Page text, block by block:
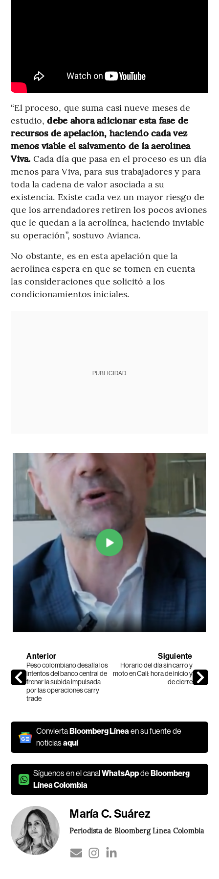
“El proceso, que suma casi nueve meses de
estudio, debe ahora adicionar esta fase de
recursos de apelación, haciendo cada vez
menos viable el salvamento de la aerolínea
Viva. Cada día que pasa en el proceso es un día
menos para Viva, para sus trabajadores y para
toda la cadena de valor asociada a su
existencia. Existe cada vez un mayor riesgo de
que los arrendadores retiren los pocos aviones
que le quedan a la aerolínea, haciendo inviable
su operación”, sostuvo Avianca.
No obstante, es en esta apelación que la
aerolínea espera en que se tomen en cuenta
las consideraciones que solicitó a los
condicionamientos iniciales.
PUBLICIDAD
Anterior
Peso colombiano desafía los
intentos del banco central de
frenar la subida impulsada
por las operaciones carry
trade
Siguiente
Horario del día sin carro y
moto en Cali: hora de inicio y
de cierre
Convierta Bloomberg Líneaen su fuente de
noticiasaquí
Síguenos en el canalWhatsAppde Bloomberg
Línea Colombia
María C. Suárez
Periodista de Bloomberg Línea Colombia